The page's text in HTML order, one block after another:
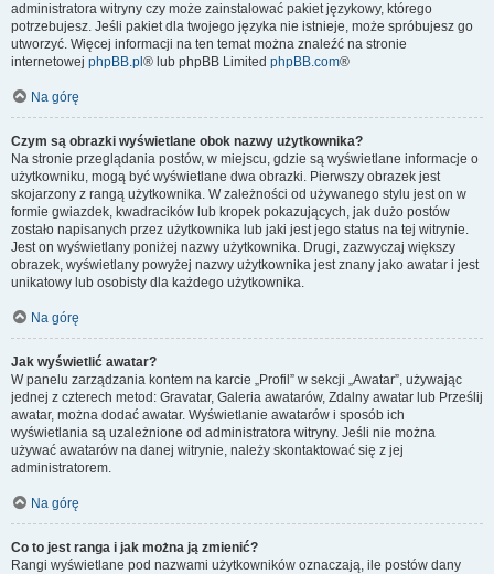
administratora witryny czy może zainstalować pakiet językowy, którego
potrzebujesz. Jeśli pakiet dla twojego języka nie istnieje, może spróbujesz go
utworzyć. Więcej informacji na ten temat można znaleźć na stronie
internetowej phpBB.pl ® lub phpBB Limited phpBB.com®
Na górę
Czym są obrazki wyświetlane obok nazwy użytkownika?
Na stronie przeglądania postów, w miejscu, gdzie są wyświetlane informacje o
użytkowniku, mogą być wyświetlane dwa obrazki. Pierwszy obrazek jest
skojarzony z rangą użytkownika. W zależności od używanego stylu jest on w
formie gwiazdek, kwadracików lub kropek pokazujących, jak dużo postów
zostało napisanych przez użytkownika lub jaki jest jego status na tej witrynie.
Jest on wyświetlany poniżej nazwy użytkownika. Drugi, zazwyczaj większy
obrazek, wyświetlany powyżej nazwy użytkownika jest znany jako awatar i jest
unikatowy lub osobisty dla każdego użytkownika.
Na górę
Jak wyświetlić awatar?
W panelu zarządzania kontem na karcie „Profil” w sekcji „Awatar”, używając
jednej z czterech metod: Gravatar, Galeria awatarów, Zdalny awatar lub Prześlij
awatar, można dodać awatar. Wyświetlanie awatarów i sposób ich
wyświetlania są uzależnione od administratora witryny. Jeśli nie można
używać awatarów na danej witrynie, należy skontaktować się z jej
administratorem.
Na górę
Co to jest ranga i jak można ją zmienić?
Rangi wyświetlane pod nazwami użytkowników oznaczają, ile postów dany